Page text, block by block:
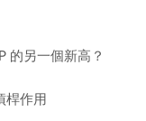
的另一個新高？
桿作用